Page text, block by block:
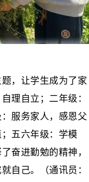
，让学生成为了家
理自立；二年级：
服务家人，感恩父
五六年级：学模
奋进勤勉的精神，
自己。（通讯员：